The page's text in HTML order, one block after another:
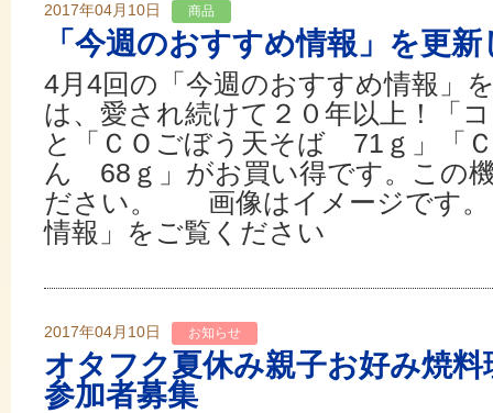
2017年04月10日 商品
「今週のおすすめ情報」を更
4月4回の「今週のおすすめ情報」
は、愛され続けて２０年以上！「
と「ＣＯごぼう天そば 71ｇ」「
ん 68ｇ」がお買い得です。この
ださい。 画像はイメージです。
情報」をご覧ください
2017年04月10日 お知らせ
オタフク夏休み親子お好み焼
参加者募集